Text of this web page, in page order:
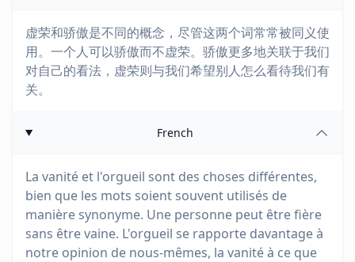
虚荣和骄傲是不同的概念，尽管这两个词常常被同义使
用。一个人可以骄傲而不虚荣。骄傲更多地关联于我们
对自己的看法，虚荣则与我们希望别人怎么看待我们有
关。
French
La vanité et l'orgueil sont des choses différentes,
bien que les mots soient souvent utilisés de
manière synonyme. Une personne peut être fière
sans être vaine. L'orgueil se rapporte davantage à
notre opinion de nous-mêmes, la vanité à ce que